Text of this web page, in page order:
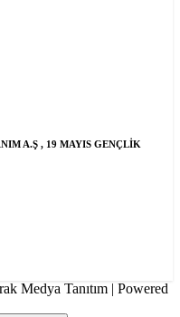
A.Ş , 19 MAYIS GENÇLİK
Medya Tanıtım | Powered